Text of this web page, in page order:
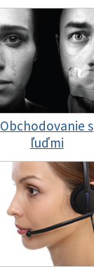
Obchodovanie s
ľuďmi